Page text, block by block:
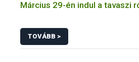
Március 29-én indul a tavaszi
TOVÁBB >